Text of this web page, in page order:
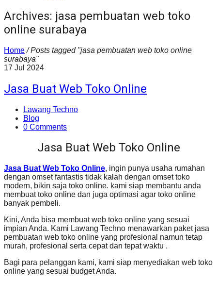
Archives: jasa pembuatan web toko
online surabaya
Home / Posts tagged "jasa pembuatan web toko online
surabaya"
17 Jul 2024
Jasa Buat Web Toko Online
Lawang Techno
Blog
0 Comments
Jasa Buat Web Toko Online
Jasa Buat Web Toko Online, ingin punya usaha rumahan
dengan omset fantastis tidak kalah dengan omset toko
modern, bikin saja toko online. kami siap membantu anda
membuat toko online dan juga optimasi agar toko online
banyak pembeli.
Kini, Anda bisa membuat web toko online yang sesuai
impian Anda. Kami Lawang Techno menawarkan paket jasa
pembuatan web toko online yang profesional namun tetap
murah, profesional serta cepat dan tepat waktu .
Bagi para pelanggan kami, kami siap menyediakan web toko
online yang sesuai budget Anda.